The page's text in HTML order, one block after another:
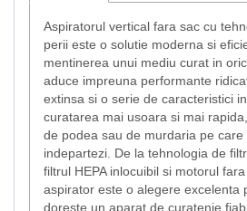
Aspiratorul vertical fara sac cu
perii este o solutie moderna si
mentinerea unui mediu curat in
aduce impreuna performante
extinsa si o serie de caracteristici
curatarea mai usoara si mai
de podea sau de murdaria pe
indepartezi. De la tehnologia de
filtrul HEPA inlocuibil si motorul
aspirator este o alegere excelenta
doreste un aparat de curatenie